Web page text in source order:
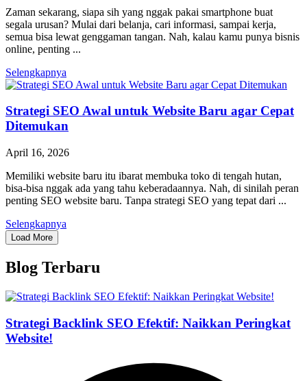
Zaman sekarang, siapa sih yang nggak pakai smartphone buat
segala urusan? Mulai dari belanja, cari informasi, sampai kerja,
semua bisa lewat genggaman tangan. Nah, kalau kamu punya bisnis
online, penting ...
Selengkapnya
Strategi SEO Awal untuk Website Baru agar Cepat
Ditemukan
April 16, 2026
Memiliki website baru itu ibarat membuka toko di tengah hutan,
bisa-bisa nggak ada yang tahu keberadaannya. Nah, di sinilah peran
penting SEO website baru. Tanpa strategi SEO yang tepat dari ...
Selengkapnya
Load More
Blog Terbaru
Strategi Backlink SEO Efektif: Naikkan Peringkat
Website!